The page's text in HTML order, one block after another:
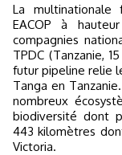
La
EACOP à
compagnies
TPDC (Tanzanie,
futur pipeline relie
Tanga en
nombreux
biodiversité dont
443 kilomètres
Victoria.